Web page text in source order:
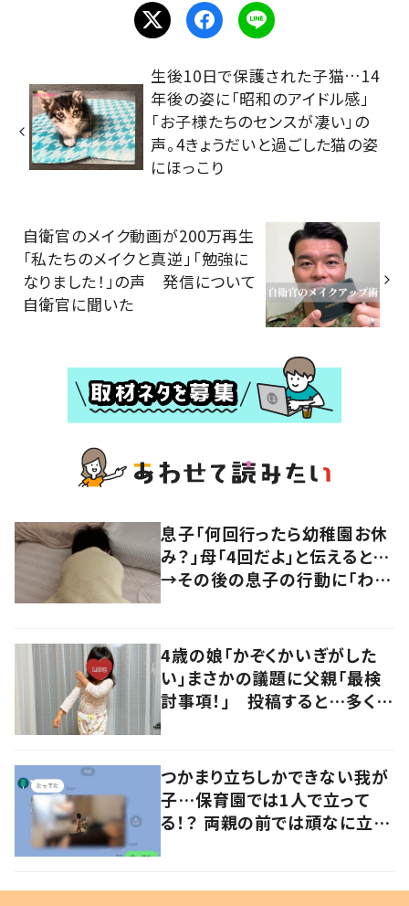
生後10日で保護された子猫…14
年後の姿に「昭和のアイドル感」
「お子様たちのセンスが凄い」の
声。4きょうだいと過ごした猫の姿
にほっこり
自衛官のメイク動画が200万再生
「私たちのメイクと真逆」「勉強に
なりました！」の声 発信について
自衛官に聞いた
息子「何回行ったら幼稚園お休
み？」母「4回だよ」と伝えると…
→その後の息子の行動に「わか
4歳の娘「かぞくかいぎがした
い」まさかの議題に父親「最検
討事項！」 投稿すると…多くの
つかまり立ちしかできない我が
子…保育園では1人で立って
る！？ 両親の前では頑なに立た